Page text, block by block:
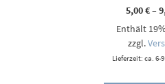
5,00€–
Enthält
zzgl.
Lieferzeit: ca. 6-